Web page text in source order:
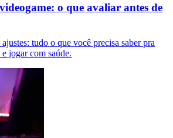
o que avaliar antes de
tudo o que você precisa saber pra
jogar com saúde.